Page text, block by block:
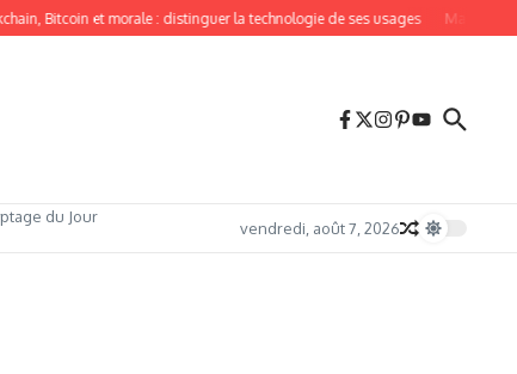
Bitcoin et morale : distinguer la technologie de ses usages Maurel &
du Jour
vendredi, août 7, 2026